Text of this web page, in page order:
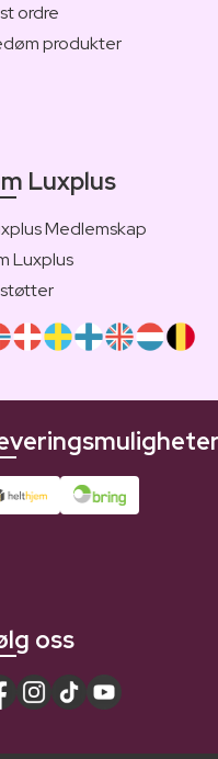
ordre
produkter
Luxplus
Medlemskap
Luxplus
oss